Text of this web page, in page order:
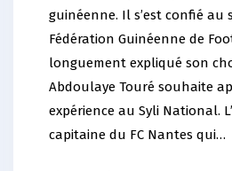
guinéenne. Il s’est confié au
Fédération Guinéenne de
longuement expliqué son
Abdoulaye Touré souhaite
expérience au Syli National.
capitaine du FC Nantes qui…